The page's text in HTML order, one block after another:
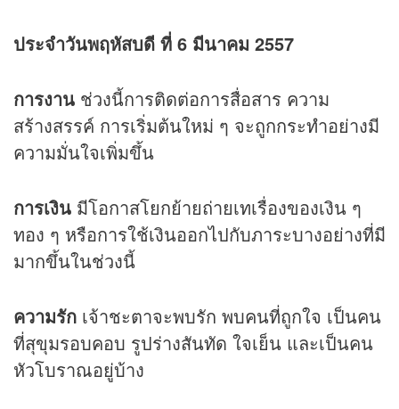
ประจำวันพฤหัสบดี ที่ 6 มีนาคม 2557
การงาน ช่วงนี้การติดต่อการสื่อสาร ความ
สร้างสรรค์ การเริ่มต้นใหม่ ๆ จะถูกกระทำอย่างมี
ความมั่นใจเพิ่มขึ้น
การเงิน มีโอกาสโยกย้ายถ่ายเทเรื่องของเงิน ๆ
ทอง ๆ หรือการใช้เงินออกไปกับภาระบางอย่างที่มี
มากขึ้นในช่วงนี้
ความรัก เจ้าชะตาจะพบรัก พบคนที่ถูกใจ เป็นคน
ที่สุขุมรอบคอบ รูปร่างสันทัด ใจเย็น และเป็นคน
หัวโบราณอยู่บ้าง